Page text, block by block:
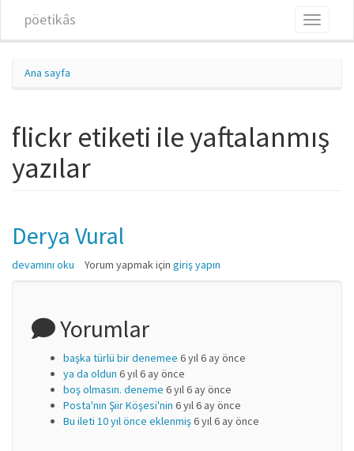
pöetikâs
Toggle
Ana sayfa
flickr etiketi ile yaftalanmış
yazılar
Derya Vural
Derya Vural hakkında
devamını oku Yorum yapmak için giriş yapın
Yorumlar
başka türlü bir denemee 6 yıl 6 ay önce
ya da oldun 6 yıl 6 ay önce
boş olmasın. deneme 6 yıl 6 ay önce
Posta'nın Şiir Köşesi'nin 6 yıl 6 ay önce
Bu ileti 10 yıl önce eklenmiş6 yıl 6 ay önce